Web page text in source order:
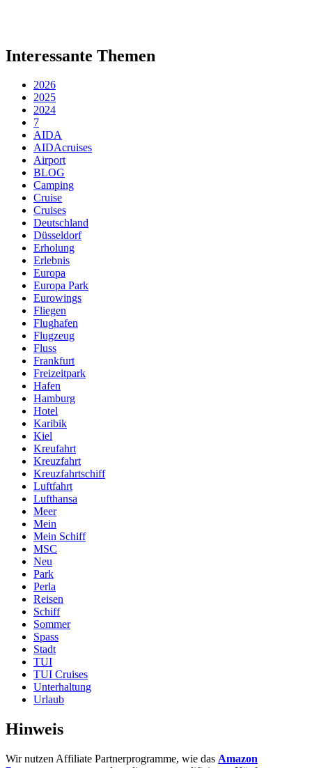
Interessante Themen
2026
2025
2024
7
AIDA
AIDAcruises
Airport
BLOG
Camping
Cruise
Cruises
Deutschland
Düsseldorf
Erholung
Erlebnis
Europa
Europa Park
Eurowings
Fliegen
Flughafen
Flugzeug
Fluss
Frankfurt
Freizeitpark
Hafen
Hamburg
Hotel
Karibik
Kiel
Kreufahrt
Kreuzfahrt
Kreuzfahrtschiff
Luftfahrt
Lufthansa
Meer
Mein
Mein Schiff
MSC
Neu
Park
Perla
Reisen
Schiff
Sommer
Spass
Stadt
TUI
TUI Cruises
Unterhaltung
Urlaub
Hinweis
Wir nutzen Affiliate Partnerprogramme, wie das Amazon